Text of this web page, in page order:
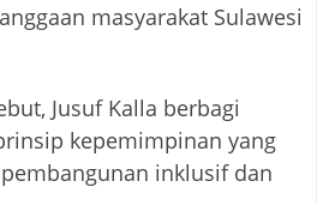
masyarakat Sulawesi
Jusuf Kalla berbagi
kepemimpinan yang
inklusif dan